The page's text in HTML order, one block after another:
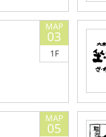
03
1F
05